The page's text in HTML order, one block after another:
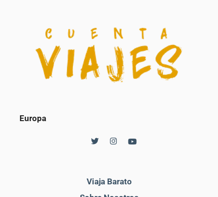
Europa
Viaja Barato